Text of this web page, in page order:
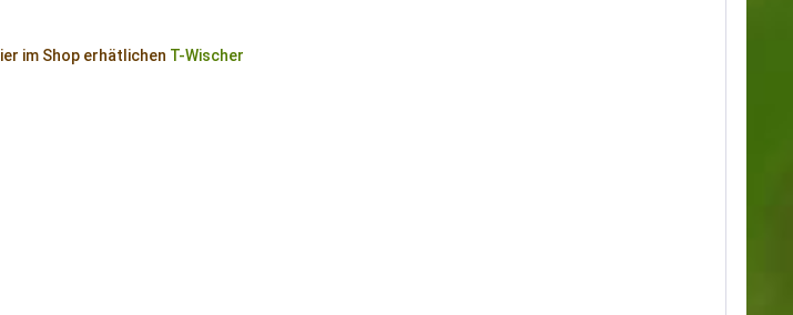
im Shop erhätlichen T-Wischer